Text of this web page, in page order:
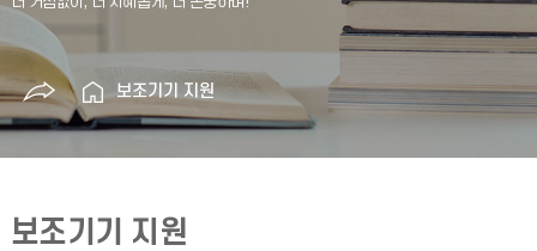
보조기기 지원
보조기기 지원